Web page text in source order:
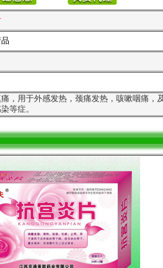
，用于外感发热，颈痛发热，咳嗽咽痛，
等症。